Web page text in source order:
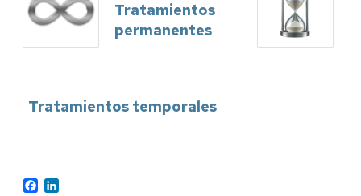
Tratamientos
permanentes
Tratamientos temporales
Facebook